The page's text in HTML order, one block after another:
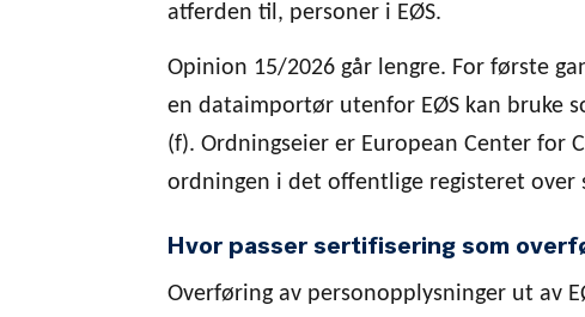
atferden til, personer i EØS.
Opinion 15/2026 går lengre. For første
en dataimportør utenfor EØS kan bruke
(f). Ordningseier er European Center for
ordningen i det offentlige registeret over
Hvor passer sertifisering som
Overføring av personopplysninger ut av